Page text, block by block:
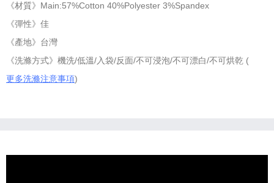
《材質》Main:57%Cotton 40%Polyester 3%Spandex
《彈性》佳
《產地》台灣
《洗滌方式》機洗/低溫/入袋/反面/不可浸泡/不可漂白/不可烘乾 (
更多洗滌注意事項)